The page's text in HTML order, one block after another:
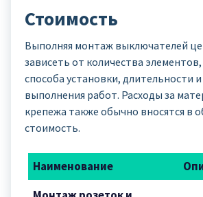
Стоимость
Выполняя монтаж выключателей
зависеть от количества элементов,
способа установки, длительности
выполнения работ. Расходы за
крепежа также обычно вносятся в
стоимость.
Наименование